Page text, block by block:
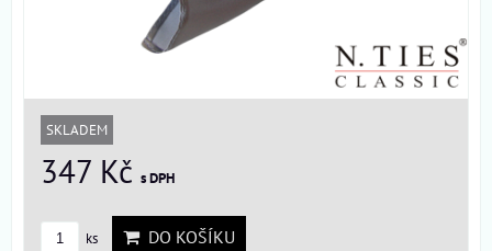
SKLADEM
347 Kč s DPH
ks DO KOŠÍKU